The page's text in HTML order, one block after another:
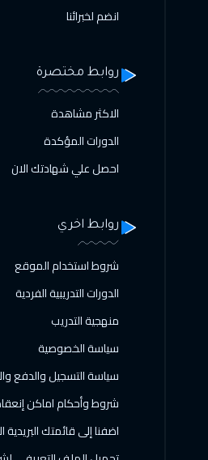
انضم لخبرائنا
روابط مختصرة
الاكثر مشاهدة
الدورات المؤكدة
احصل علي شهادتك الان
روابط اخري
شروط استخدام الموقع
الدورات التدريبية الفردية
منهجية التدريب
سياسة الخصوصية
سياسة التسجيل والدفع
شروط وأحكام اماكن إنعقاد
اضفنا إلى قائمتك البريدية